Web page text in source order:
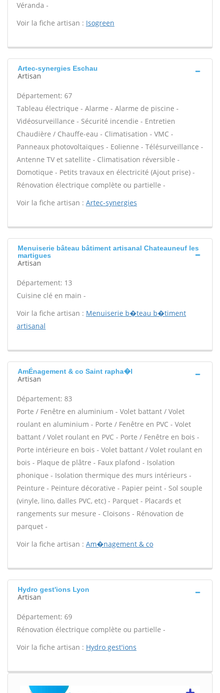
Véranda -
Voir la fiche artisan : Isogreen
Artec-synergies Eschau
Artisan
Département: 67
Tableau électrique - Alarme - Alarme de piscine -
Vidéosurveillance - Sécurité incendie - Entretien
Chaudière / Chauffe-eau - Climatisation - VMC -
Panneaux photovoltaïques - Eolienne - Télésurveillance -
Antenne TV et satellite - Climatisation réversible -
Domotique - Petits travaux en électricité (Ajout prise) -
Rénovation électrique complète ou partielle -
Voir la fiche artisan : Artec-synergies
Menuiserie bâteau bâtiment artisanal Chateauneuf les
martigues
Artisan
Département: 13
Cuisine clé en main -
Voir la fiche artisan : Menuiserie b�teau b�timent
artisanal
AmÉnagement & co Saint rapha�l
Artisan
Département: 83
Porte / Fenêtre en aluminium - Volet battant / Volet
roulant en aluminium - Porte / Fenêtre en PVC - Volet
battant / Volet roulant en PVC - Porte / Fenêtre en bois -
Porte intérieure en bois - Volet battant / Volet roulant en
bois - Plaque de plâtre - Faux plafond - Isolation
phonique - Isolation thermique des murs intérieurs -
Peinture - Peinture décorative - Papier peint - Sol souple
(vinyle, lino, dalles PVC, etc) - Parquet - Placards et
rangements sur mesure - Cloisons - Rénovation de
parquet -
Voir la fiche artisan : Am�nagement & co
Hydro gest'ions Lyon
Artisan
Département: 69
Rénovation électrique complète ou partielle -
Voir la fiche artisan : Hydro gest'ions